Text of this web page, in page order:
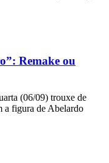
Remake ou
(06/09) trouxe de
a figura de Abelardo